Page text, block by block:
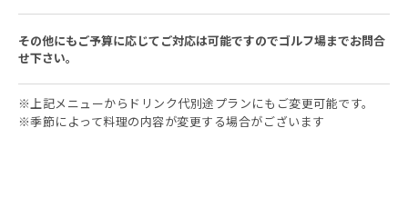
その他にもご予算に応じてご対応は可能ですのでゴルフ場までお問合
せ下さい。
※上記メニューからドリンク代別途プランにもご変更可能です。
※季節によって料理の内容が変更する場合がございます